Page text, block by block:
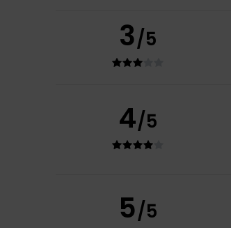
3/5
4/5
5/5